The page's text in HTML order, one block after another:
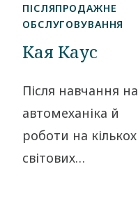
проєктувальник,
над
використовуються
у видобутку
ПІСЛЯПРОДАЖНЕ
ОБСЛУГОВУВАННЯ
Кая Каус
Після навчання на
автомеханіка й
роботи на кількох
світових